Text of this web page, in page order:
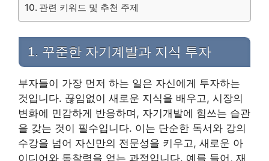
관련 키워드 및 추천 주제
1. 꾸준한 자기계발과 지식 투자
부자들이 가장 먼저 하는 일은 자신에게 투자하는
것입니다. 끊임없이 새로운 지식을 배우고, 시장의
변화에 민감하게 반응하며, 자기개발에 힘쓰는 습관
을 갖는 것이 필수입니다. 이는 단순한 독서와 강의
수강을 넘어 자신만의 전문성을 키우고, 새로운 아
이디어와 통찰력을 얻는 과정입니다. 예를 들어, 재